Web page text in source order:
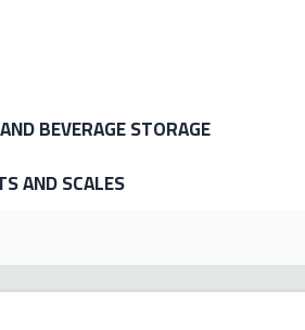
BEVERAGE STORAGE
AND SCALES